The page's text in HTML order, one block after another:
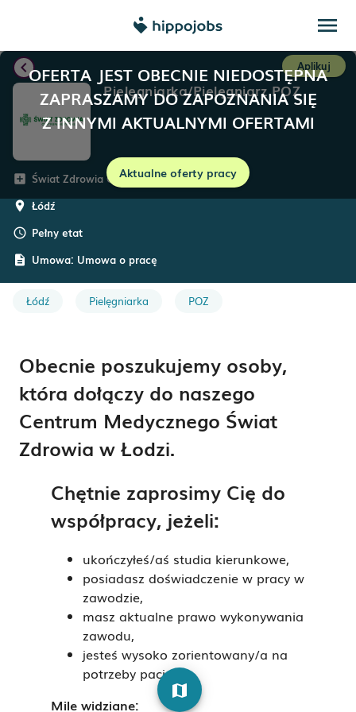
menu
OFERTA JEST OBECNIE NIEDOSTĘPNA
ZAPRASZAMY DO ZAPOZNANIA SIĘ
Z INNYMI AKTUALNYMI OFERTAMI
Aktualne oferty pracy
chevron_left Aplikuj
Pielęgniarka/Pielęgniarz POZ
add_box Świat Zdrowia Operator Medyczny
room Łódź
schedule Pełny etat
description Umowa: Umowa o pracę
Łódź Pielęgniarka POZ
Obecnie poszukujemy osoby,
która dołączy do naszego
Centrum Medycznego Świat
Zdrowia w Łodzi.
Chętnie zaprosimy Cię do
współpracy, jeżeli:
ukończyłeś/aś studia kierunkowe,
posiadasz doświadczenie w pracy w
zawodzie,
masz aktualne prawo wykonywania
zawodu,
jesteś wysoko zorientowany/a na
potrzeby pacjenta.
Mile widziane:
map